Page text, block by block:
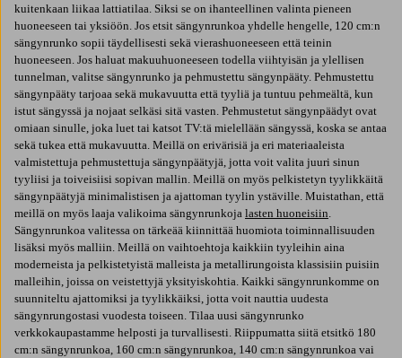
kuitenkaan liikaa lattiatilaa. Siksi se on ihanteellinen valinta pieneen
huoneeseen tai yksiöön. Jos etsit sängynrunkoa yhdelle hengelle, 120 cm:n
sängynrunko sopii täydellisesti sekä vierashuoneeseen että teinin
huoneeseen. Jos haluat makuuhuoneeseen todella viihtyisän ja ylellisen
tunnelman, valitse sängynrunko ja pehmustettu sängynpääty. Pehmustettu
sängynpääty tarjoaa sekä mukavuutta että tyyliä ja tuntuu pehmeältä, kun
istut sängyssä ja nojaat selkäsi sitä vasten. Pehmustetut sängynpäädyt ovat
omiaan sinulle, joka luet tai katsot TV:tä mielellään sängyssä, koska se antaa
sekä tukea että mukavuutta. Meillä on erivärisiä ja eri materiaaleista
valmistettuja pehmustettuja sängynpäätyjä, jotta voit valita juuri sinun
tyyliisi ja toiveisiisi sopivan mallin. Meillä on myös pelkistetyn tyylikkäitä
sängynpäätyjä minimalistisen ja ajattoman tyylin ystäville. Muistathan, että
meillä on myös laaja valikoima sängynrunkoja lasten huoneisiin.
Sängynrunkoa valitessa on tärkeää kiinnittää huomiota toiminnallisuuden
lisäksi myös malliin. Meillä on vaihtoehtoja kaikkiin tyyleihin aina
moderneista ja pelkistetyistä malleista ja metallirungoista klassisiin puisiin
malleihin, joissa on veistettyjä yksityiskohtia. Kaikki sängynrunkomme on
suunniteltu ajattomiksi ja tyylikkäiksi, jotta voit nauttia uudesta
sängynrungostasi vuodesta toiseen. Tilaa uusi sängynrunko
verkkokaupastamme helposti ja turvallisesti. Riippumatta siitä etsitkö 180
cm:n sängynrunkoa, 160 cm:n sängynrunkoa, 140 cm:n sängynrunkoa vai